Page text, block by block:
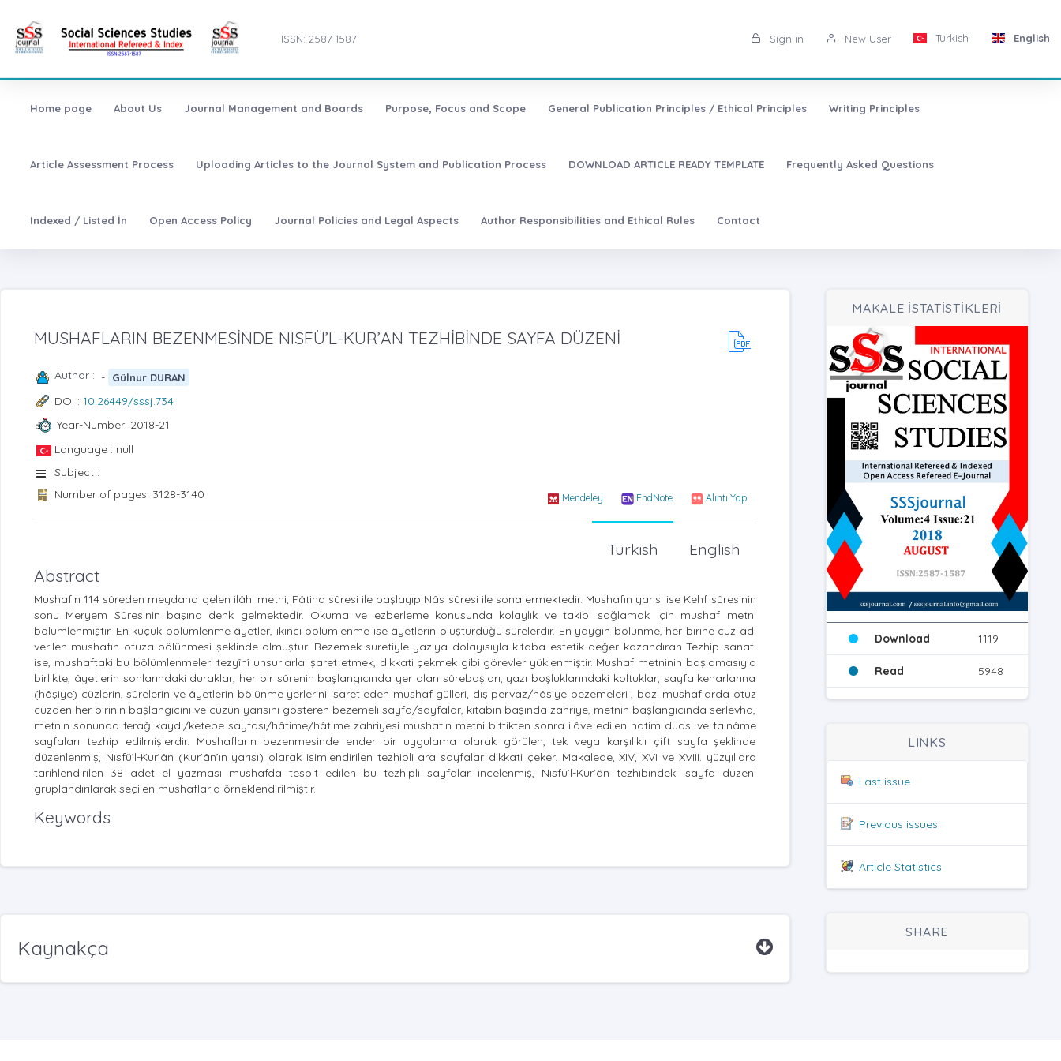
ISSN: 2587-1587 Sign in New User Turkish English
Home page About Us Journal Management and Boards Purpose, Focus and Scope General Publication Principles / Ethical Principles Writing Principles
Article Assessment Process Uploading Articles to the Journal System and Publication Process DOWNLOAD ARTICLE READY TEMPLATE Frequently Asked Questions
Indexed / Listed İn Open Access Policy Journal Policies and Legal Aspects Author Responsibilities and Ethical Rules Contact
MUSHAFLARIN BEZENMESİNDE NISFÜ’L-KUR’AN TEZHİBİNDE SAYFA DÜZENİ
Author : - Gülnur DURAN
DOI : 10.26449/sssj.734
Year-Number: 2018-21
Language : null
Subject :
Number of pages: 3128-3140
Mendeley EndNote Alıntı Yap
English
Turkish
Abstract
Mushafın 114 sûreden meydana gelen ilâhi metni, Fâtiha sûresi ile başlayıp Nâs sûresi ile sona ermektedir. Mushafın yarısı ise Kehf sûresinin
sonu Meryem Sûresinin başına denk gelmektedir. Okuma ve ezberleme konusunda kolaylık ve takibi sağlamak için mushaf metni
bölümlenmiştir. En küçük bölümlenme âyetler, ikinci bölümlenme ise âyetlerin oluşturduğu sûrelerdir. En yaygın bölünme, her birine cüz adı
verilen mushafın otuza bölünmesi şeklinde olmuştur. Bezemek suretiyle yazıya dolayısıyla kitaba estetik değer kazandıran Tezhip sanatı
ise, mushaftaki bu bölümlenmeleri tezyînî unsurlarla işaret etmek, dikkati çekmek gibi görevler yüklenmiştir. Mushaf metninin başlamasıyla
birlikte, âyetlerin sonlarındaki duraklar, her bir sûrenin başlangıcında yer alan sûrebaşları, yazı boşluklarındaki koltuklar, sayfa kenarlarına
(hâşiye) cüzlerin, sûrelerin ve âyetlerin bölünme yerlerini işaret eden mushaf gülleri, dış pervaz/hâşiye bezemeleri , bazı mushaflarda otuz
cüzden her birinin başlangıcını ve cüzün yarısını gösteren bezemeli sayfa/sayfalar, kitabın başında zahriye, metnin başlangıcında serlevha,
metnin sonunda ferağ kaydı/ketebe sayfası/hâtime/hâtime zahriyesi mushafın metni bittikten sonra ilâve edilen hatim duası ve falnâme
sayfaları tezhip edilmişlerdir. Mushafların bezenmesinde ender bir uygulama olarak görülen, tek veya karşılıklı çift sayfa şeklinde
düzenlenmiş, Nısfü’l-Kur’ân (Kur’ân’ın yarısı) olarak isimlendirilen tezhipli ara sayfalar dikkati çeker. Makalede, XIV, XVI ve XVIII. yüzyıllara
tarihlendirilen 38 adet el yazması mushafda tespit edilen bu tezhipli sayfalar incelenmiş, Nısfü’l-Kur’ân tezhibindeki sayfa düzeni
gruplandırılarak seçilen mushaflarla örneklendirilmiştir.
Keywords
Kaynakça
MAKALE İSTATİSTİKLERİ
Download 1119
Read 5948
LINKS
Last issue
Previous issues
Article Statistics
SHARE